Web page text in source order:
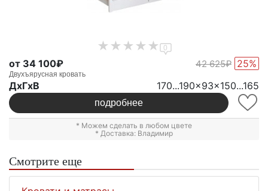
0
от 34 100₽ 42 625₽ 25%
Двухъярусная кровать
ДxГxВ 170...190x93x150...165
подробнее
* Можем сделать в любом цвете
* Доставка: Владимир
Смотрите еще